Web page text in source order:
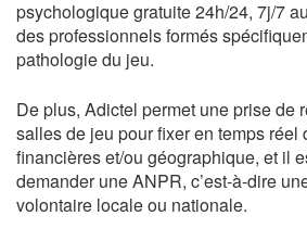
psychologique gratuite 24h/24, 7j/7
des professionnels formés
pathologie du jeu.
De plus, Adictel permet une prise de
salles de jeu pour fixer en temps réel
financières et/ou géographique, et il
demander une ANPR, c’est-à-dire
volontaire locale ou nationale.